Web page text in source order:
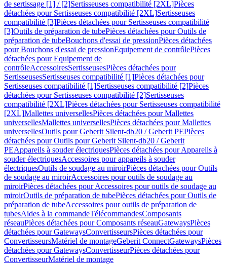
de sertissage [1] / [2]Sertisseuses compatibilité [2XL]Pièces
détachées pour Sertisseuses compatibilité [2XL]Sertisseuses
compatibilité [3]Pièces détachées pour Sertisseuses compatibilité
[3]Outils de préparation de tubePièces détachées pour Outils de
préparation de tubeBouchons d'essai de pressionPièces détachées
pour Bouchons d'essai de pressionEquipement de contrôlePièces
détachées pour Equipement de
contrôleAccessoiresSertisseusesPièces détachées pour
SertisseusesSertisseuses compatibilité [1]Pièces détachées pour
Sertisseuses compatibilité [1]Sertisseuses compatibilité [2]Pièces
détachées pour Sertisseuses compatibilité [2]Sertisseuses
compatibilité [2XL]Pièces détachées pour Sertisseuses compatibilité
[2XL]Mallettes universellesPièces détachées pour Mallettes
universellesMallettes universellesPièces détachées pour Mallettes
universellesOutils pour Geberit Silent-db20 / Geberit PEPièces
détachées pour Outils pour Geberit Silent-db20 / Geberit
PEAppareils à souder électriquesPièces détachées pour Appareils à
souder électriquesAccessoires pour appareils à souder
électriquesOutils de soudage au miroirPièces détachées pour Outils
de soudage au miroirAccessoires pour outils de soudage au
miroirPièces détachées pour Accessoires pour outils de soudage au
miroirOutils de préparation de tubePièces détachées pour Outils de
préparation de tubeAccessoires pour outils de préparation de
tubesAides à la commandeTélécommandesComposants
réseauPièces détachées pour Composants réseauGatewaysPièces
détachées pour GatewaysConvertisseursPièces détachées pour
ConvertisseursMatériel de montageGeberit ConnectGatewaysPièces
détachées pour GatewaysConvertisseurPièces détachées pour
ConvertisseurMatériel de montage